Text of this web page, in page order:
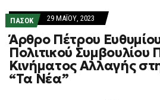
ΠΑΣΟΚ 29 ΜΑΪ́ΟΥ, 2023
Άρθρο Πέτρου
Πολιτικού
Κινήματος Αλλαγής
“Τα Νέα”